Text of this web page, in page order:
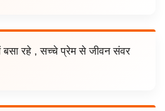
बसा रहे , सच्चे प्रेम से जीवन संवर